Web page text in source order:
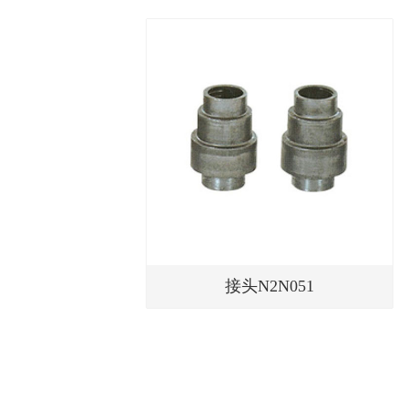
接头N2N051